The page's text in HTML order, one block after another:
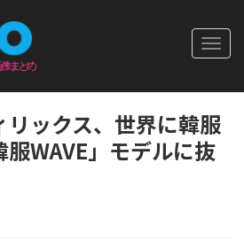
ックス、世界に韓服
WAVE」モデルに抜